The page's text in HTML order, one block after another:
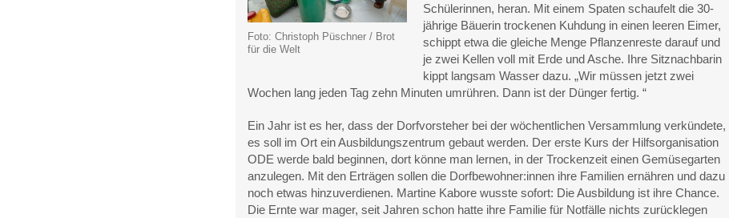
Foto: Christoph Püschner / Brot
für die Welt
Schülerinnen, heran. Mit einem Spaten schaufelt die 30-
jährige Bäuerin trockenen Kuhdung in einen leeren Eimer,
schippt etwa die gleiche Menge Pflanzenreste darauf und
je zwei Kellen voll mit Erde und Asche. Ihre Sitznachbarin
kippt langsam Wasser dazu. „Wir müssen jetzt zwei
Wochen lang jeden Tag zehn Minuten umrühren. Dann ist der Dünger fertig. “
Ein Jahr ist es her, dass der Dorfvorsteher bei der wöchentlichen Versammlung verkündete,
es soll im Ort ein Ausbildungszentrum gebaut werden. Der erste Kurs der Hilfsorganisation
ODE werde bald beginnen, dort könne man lernen, in der Trockenzeit einen Gemüsegarten
anzulegen. Mit den Erträgen sollen die Dorfbewohner:innen ihre Familien ernähren und dazu
noch etwas hinzuverdienen. Martine Kabore wusste sofort: Die Ausbildung ist ihre Chance.
Die Ernte war mager, seit Jahren schon hatte ihre Familie für Notfälle nichts zurücklegen